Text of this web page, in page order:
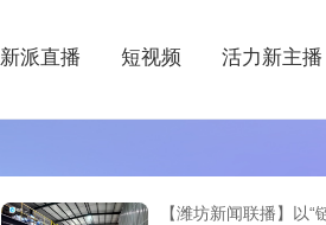
新派直播 短视频 活力新主播
【潍坊新闻联播】以“